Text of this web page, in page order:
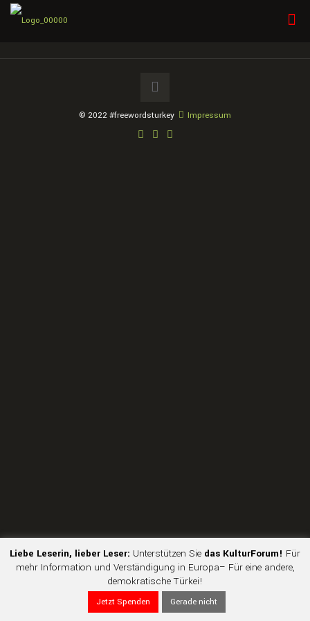
© 2022 #freewordsturkey Impressum
Liebe Leserin, lieber Leser: Unterstützen Sie das KulturForum! Für
mehr Information und Verständigung in Europa– Für eine andere,
demokratische Türkei!
Jetzt Spenden Gerade nicht